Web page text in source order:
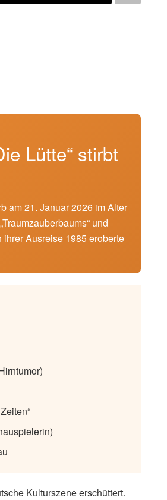
Lütte“ stirbt
am 21. Januar 2026 im Alter
und
ihrer Ausreise 1985 eroberte
Kulturszene erschüttert.